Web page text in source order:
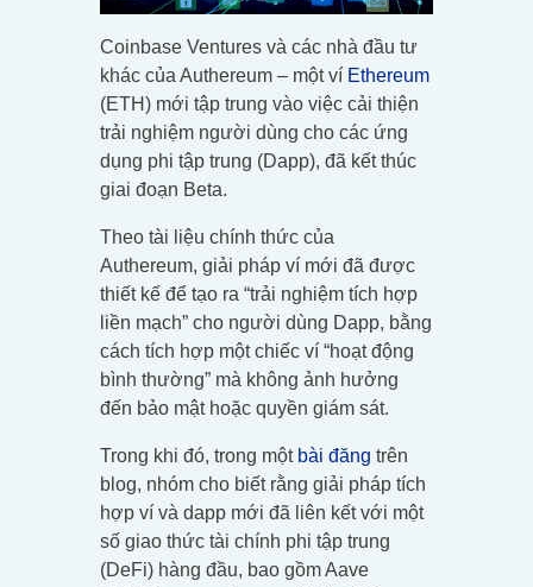
Coinbase Ventures và các nhà đầu tư
khác của Authereum – một ví Ethereum
(ETH) mới tập trung vào việc cải thiện
trải nghiệm người dùng cho các ứng
dụng phi tập trung (Dapp), đã kết thúc
giai đoạn Beta.
Theo tài liệu chính thức của
Authereum, giải pháp ví mới đã được
thiết kế để tạo ra “trải nghiệm tích hợp
liền mạch” cho người dùng Dapp, bằng
cách tích hợp một chiếc ví “hoạt động
bình thường” mà không ảnh hưởng
đến bảo mật hoặc quyền giám sát.
Trong khi đó, trong một bài đăng trên
blog, nhóm cho biết rằng giải pháp tích
hợp ví và dapp mới đã liên kết với một
số giao thức tài chính phi tập trung
(DeFi) hàng đầu, bao gồm Aave